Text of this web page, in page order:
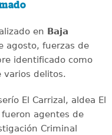
en Baja
agosto, fuerzas de
identificado como
varios delitos.
El Carrizal, aldea El
agentes de
Criminal